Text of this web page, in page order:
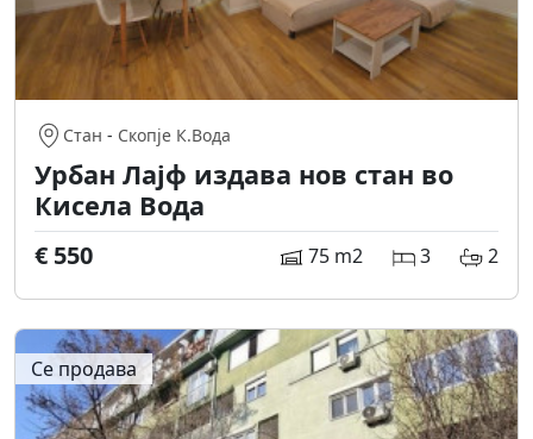
Стан - Скопје К.Вода
Урбан Лајф издава нов стан во
Кисела Вода
€ 550 75 m2 3 2
Се продава